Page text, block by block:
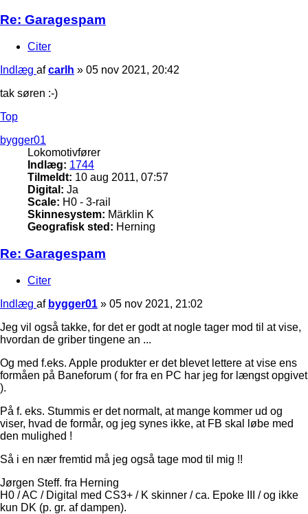
Re: Garagespam
Citer
Indlæg afcarlh » 05 nov 2021, 20:42
tak søren :-)
Top
bygger01
Lokomotivfører
Indlæg: 1744
Tilmeldt: 10 aug 2011, 07:57
Digital: Ja
Scale: H0 - 3-rail
Skinnesystem: Märklin K
Geografisk sted: Herning
Re: Garagespam
Citer
Indlæg af bygger01 » 05 nov 2021, 21:02
Jeg vil også takke, for det er godt at nogle tager mod til at vise,
hvordan de griber tingene an ...
Og med f.eks. Apple produkter er det blevet lettere at vise ens
formåen på Baneforum ( for fra en PC har jeg for længst opgivet
).
På f. eks. Stummis er det normalt, at mange kommer ud og
viser, hvad de formår, og jeg synes ikke, at FB skal løbe med
den mulighed !
Så i en nær fremtid må jeg også tage mod til mig !!
Jørgen Steff. fra Herning
H0 / AC / Digital med CS3+ / K skinner / ca. Epoke III / og ikke
kun DK (p. gr. af dampen).